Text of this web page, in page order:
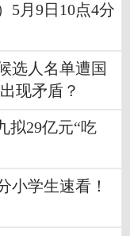
5月9日10点4分
选人名单遭国
现矛盾？
拟29亿元“吃
小学生速看！